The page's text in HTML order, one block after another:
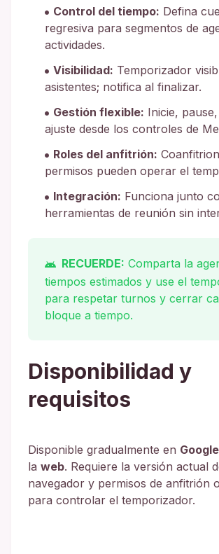
Control del tiempo: Defina
regresiva para segmentos de
actividades.
Visibilidad: Temporizador
asistentes; notifica al finalizar.
Gestión flexible: Inicie,
ajuste desde los controles de
Roles del anfitrión:
permisos pueden operar el
Integración: Funciona junto
herramientas de reunión sin
RECUERDE: Comparta la
tiempos estimados y use el
para respetar turnos y cerrar
bloque a tiempo.
Disponibilidad y
requisitos
Disponible gradualmente en
la web. Requiere la versión actual
navegador y permisos de anfitrión
para controlar el temporizador.